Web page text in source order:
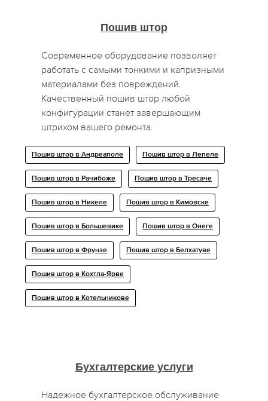
Пошив штор
Современное оборудование позволяет
работать с самыми тонкими и капризными
материалами без повреждений.
Качественный пошив штор любой
конфигурации станет завершающим
штрихом вашего ремонта.
Пошив штор в Андреаполе Пошив штор в Лепеле
Пошив штор в Рачибоже Пошив штор в Тресaче
Пошив штор в Никеле Пошив штор в Кимовске
Пошив штор в Большевике Пошив штор в Онеге
Пошив штор в Фрунзе Пошив штор в Белхатуве
Пошив штор в Кохтла-Ярве
Пошив штор в Котельникове
Бухгалтерские услуги
Надежное бухгалтерское обслуживание